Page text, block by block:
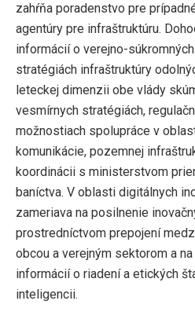
zahŕňa poradenstvo pre
agentúry pre infraštruktúru.
informácií o verejno-
stratégiách infraštruktúry
leteckej dimenzii obe vlády
vesmírnych stratégiách,
možnostiach spolupráce v
komunikácie, pozemnej
koordinácii s ministerstvom
baníctva. V oblasti digitálnych
zameriava na posilnenie
prostredníctvom prepojení
obcou a verejným sektorom a
informácií o riadení a etických
inteligencii.